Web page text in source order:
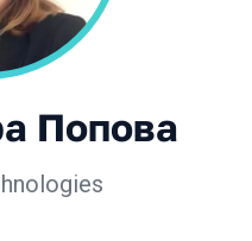
Попова